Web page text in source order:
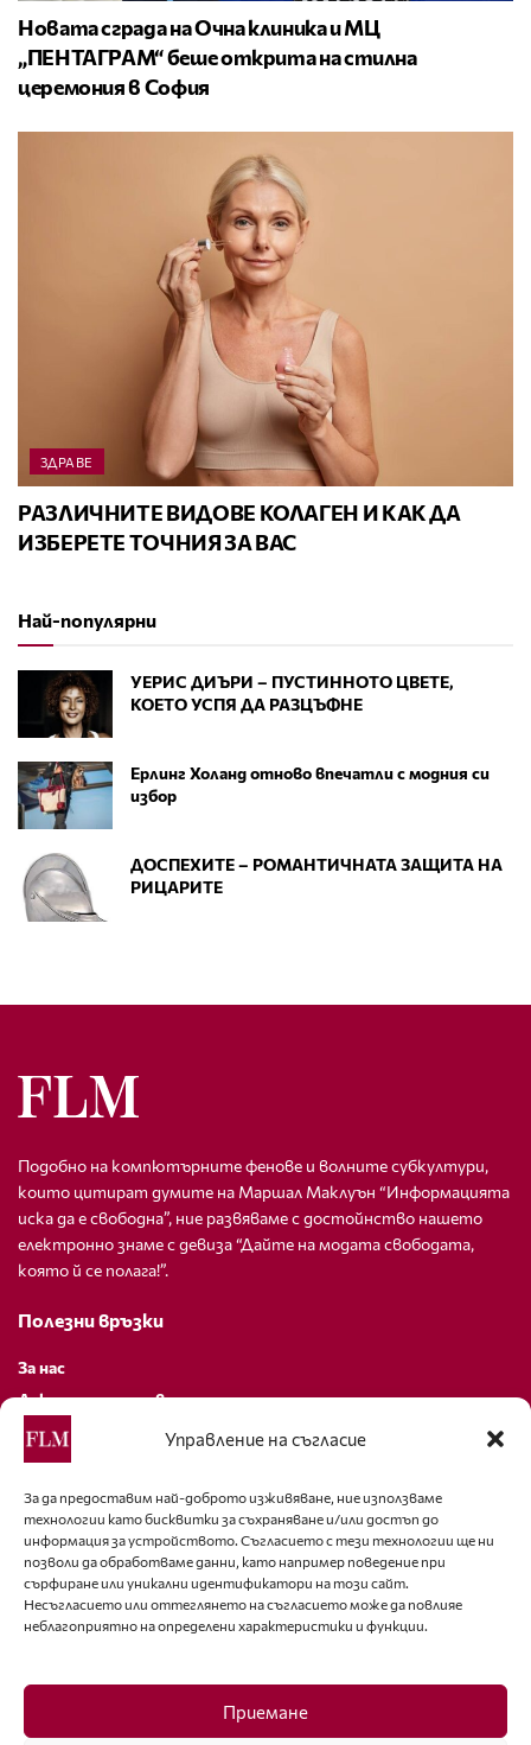
Управление на съгласие
За да предоставим най-доброто изживяване, ние използваме
технологии като бисквитки за съхраняване и/или достъп до
информация за устройството. Съгласието с тези технологии ще ни
позволи да обработваме данни, като например поведение при
сърфиране или уникални идентификатори на този сайт.
Несъгласието или оттеглянето на съгласието може да повлияе
неблагоприятно на определени характеристики и функции.
Приемане
Новата сграда на Очна клиника и МЦ
„ПЕНТАГРАМ“ беше открита на стилна
церемония в София
ЗДРАВЕ
РАЗЛИЧНИТЕ ВИДОВЕ КОЛАГЕН И КАК ДА
ИЗБЕРЕТЕ ТОЧНИЯ ЗА ВАС
Най-популярни
УЕРИС ДИЪРИ – ПУСТИННОТО ЦВЕТЕ,
КОЕТО УСПЯ ДА РАЗЦЪФНЕ
Ерлинг Холанд отново впечатли с модния си
избор
ДОСПЕХИТЕ – РОМАНТИЧНАТА ЗАЩИТА НА
РИЦАРИТЕ
Подобно на компютърните фенове и волните субкултури,
които цитират думите на Маршал Маклуън “Информацията
иска да е свободна”, ние развяваме с достойнство нашето
електронно знаме с девиза “Дайте на модата свободата,
която й се полага!”.
Полезни връзки
За нас
Декларация за поверителност
Политика за бисквитки
За контакти
editor@fashion-lifestyle.net
+359 88 227 33 47
Последвайте ни
Facebook